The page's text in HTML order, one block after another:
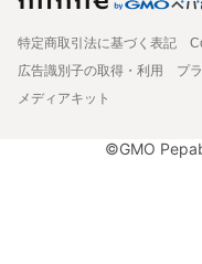
特定商取引法に基づく表記
広告識別子の取得・利用
プ
メディアキット
©GMO